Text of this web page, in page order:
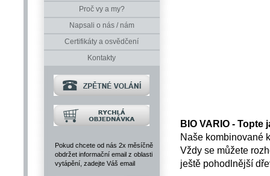
Proč vy a my?
Napsali o nás / nám
Certifikáty a osvědčení
Kontakty
Pokud chcete od nás 2x měsíčně
obdržet informační email z oblasti
vytápění, zadejte Váš email
BIO VARIO - Topte
Naše kombinované
Vždy se můžete
ještě pohodlnější